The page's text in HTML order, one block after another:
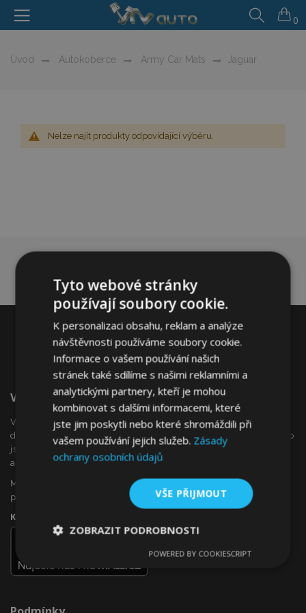
0
Úvod Autokoberce Army Car Mats Jaguar
Nelze najít produkty odpovídající výběru.
Vítejte Na VTVauto.cz
VTVauto je maloobchodním prodejcem a velkoobchodním
dodavatelem autopříslušenství a autodoplňků v Evropě, jako
jsou např .: ozdobné kryty kol (poklice), okenní deflektory,
autopotahy, autorohože, chromové kryty a rámy, ...
Máte zájem o dropshipping, nebo se chcete stát naším
partnerem?
Kontaktujte nás ještě dnes!
Tyto webové stránky
používají soubory cookie.
K personalizaci obsahu, reklam a analýze
návštěvnosti používáme soubory cookie.
Informace o vašem používání našich
stránek také sdílíme s našimi reklamními a
analytickými partnery, kteří je mohou
kombinovat s dalšími informacemi, které
jste jim poskytli nebo které shromáždili při
vašem používání jejich služeb. Zásady
ochrany osobních údajů
VŠE PŘIJMOUT
ZOBRAZIT PODROBNOSTI
nutné
Výkonové
soubory
Soubory
POWERED BY COOKIESCRIPT